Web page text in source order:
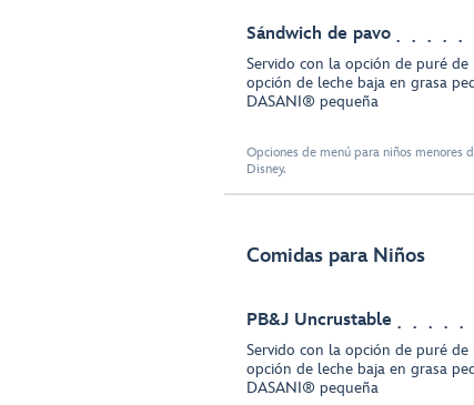
Sándwich de pavo
Servido con la opción de puré de
opción de leche baja en grasa
DASANI® pequeña
Opciones de menú para niños menores
Disney.
Comidas para Niños
PB&J Uncrustable
Servido con la opción de puré de
opción de leche baja en grasa
DASANI® pequeña